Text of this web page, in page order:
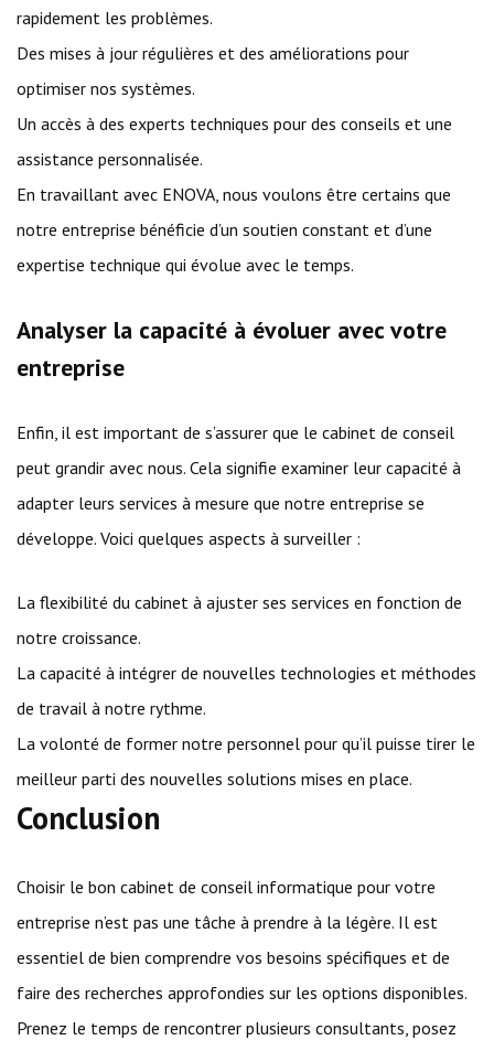
rapidement les problèmes.
Des mises à jour régulières et des améliorations pour
optimiser nos systèmes.
Un accès à des experts techniques pour des conseils et une
assistance personnalisée.
En travaillant avec ENOVA, nous voulons être certains que
notre entreprise bénéficie d’un soutien constant et d’une
expertise technique qui évolue avec le temps.
Analyser la capacité à évoluer avec votre
entreprise
Enfin, il est important de s’assurer que le cabinet de conseil
peut grandir avec nous. Cela signifie examiner leur capacité à
adapter leurs services à mesure que notre entreprise se
développe. Voici quelques aspects à surveiller :
La flexibilité du cabinet à ajuster ses services en fonction de
notre croissance.
La capacité à intégrer de nouvelles technologies et méthodes
de travail à notre rythme.
La volonté de former notre personnel pour qu’il puisse tirer le
meilleur parti des nouvelles solutions mises en place.
Conclusion
Choisir le bon cabinet de conseil informatique pour votre
entreprise n’est pas une tâche à prendre à la légère. Il est
essentiel de bien comprendre vos besoins spécifiques et de
faire des recherches approfondies sur les options disponibles.
Prenez le temps de rencontrer plusieurs consultants, posez